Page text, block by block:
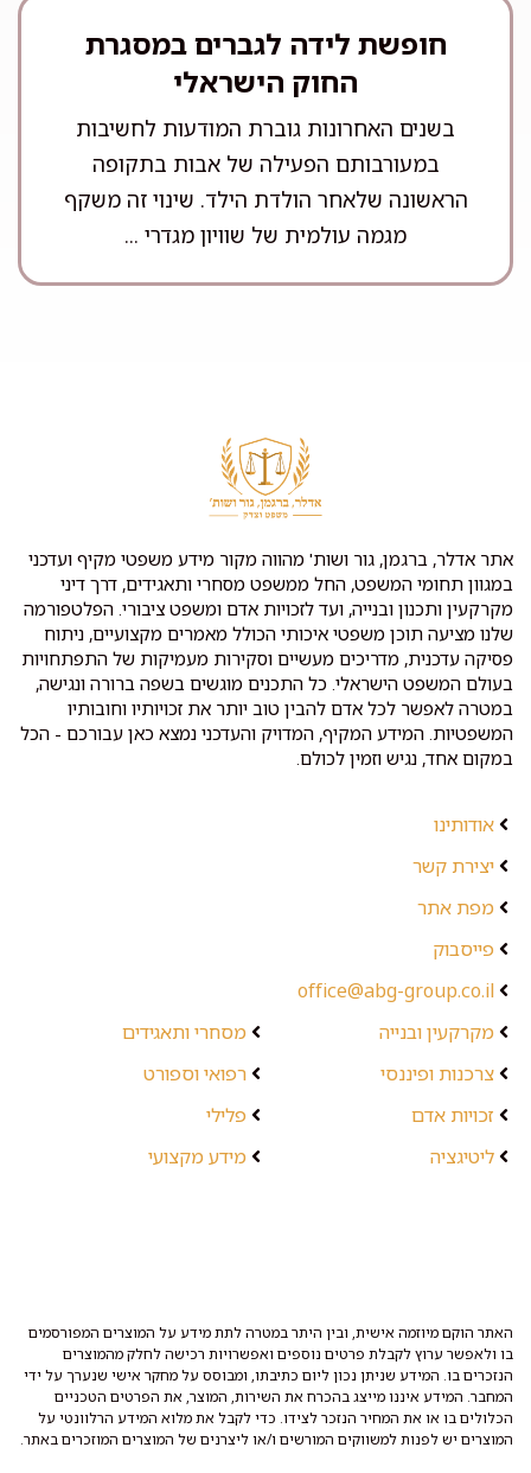
חופשת לידה לגברים במסגרת
החוק הישראלי
בשנים האחרונות גוברת המודעות לחשיבות
במעורבותם הפעילה של אבות בתקופה
הראשונה שלאחר הולדת הילד. שינוי זה משקף
מגמה עולמית של שוויון מגדרי ...
אתר אדלר, ברגמן, גור ושות' מהווה מקור מידע משפטי מקיף ועדכני
במגוון תחומי המשפט, החל ממשפט מסחרי ותאגידים, דרך דיני
מקרקעין ותכנון ובנייה, ועד לזכויות אדם ומשפט ציבורי. הפלטפורמה
שלנו מציעה תוכן משפטי איכותי הכולל מאמרים מקצועיים, ניתוח
פסיקה עדכנית, מדריכים מעשיים וסקירות מעמיקות של התפתחויות
בעולם המשפט הישראלי. כל התכנים מוגשים בשפה ברורה ונגישה,
במטרה לאפשר לכל אדם להבין טוב יותר את זכויותיו וחובותיו
המשפטיות. המידע המקיף, המדויק והעדכני נמצא כאן עבורכם - הכל
במקום אחד, נגיש וזמין לכולם.
אודותינו
יצירת קשר
מפת אתר
פייסבוק
office@abg-group.co.il
מקרקעין ובנייה
צרכנות ופיננסי
זכויות אדם
ליטיגציה
מסחרי ותאגידים
רפואי וספורט
פלילי
מידע מקצועי
האתר הוקם מיוזמה אישית, ובין היתר במטרה לתת מידע על המוצרים המפורסמים
בו ולאפשר ערוץ לקבלת פרטים נוספים ואפשרויות רכישה לחלק מהמוצרים
הנזכרים בו. המידע שניתן נכון ליום כתיבתו, ומבוסס על מחקר אישי שנערך על ידי
המחבר. המידע איננו מייצג בהכרח את השירות, המוצר, את הפרטים הטכניים
הכלולים בו או את המחיר הנזכר לצידו. כדי לקבל את מלוא המידע הרלוונטי על
המוצרים יש לפנות למשווקים המורשים ו/או ליצרנים של המוצרים המוזכרים באתר.